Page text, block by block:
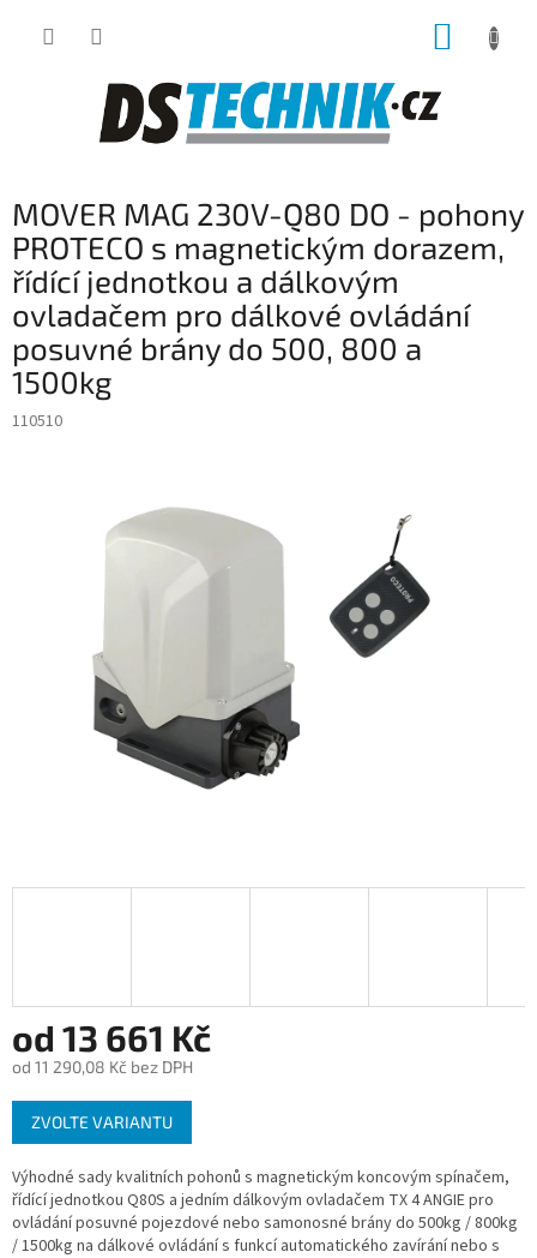
MOVER MAG 230V-Q80 DO - pohony
PROTECO s magnetickým dorazem,
řídící jednotkou a dálkovým
ovladačem pro dálkové ovládání
posuvné brány do 500, 800 a
1500kg
110510
od 13 661 Kč
od 11 290,08 Kč bez DPH
Měrná
cena:
ZVOLTE VARIANTU
Výhodné sady kvalitních pohonů s magnetickým koncovým spínačem,
řídící jednotkou Q80S a jedním dálkovým ovladačem TX 4 ANGIE pro
ovládání posuvné pojezdové nebo samonosné brány do 500kg / 800kg
/ 1500kg na dálkové ovládání s funkcí automatického zavírání nebo s